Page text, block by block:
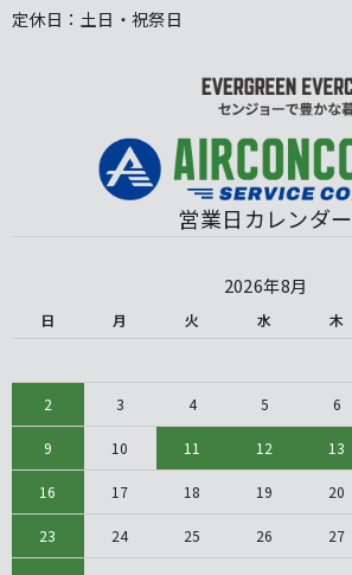
定休日：土日・祝祭日
営業日カレンダー
2026年8月
日 月 火 水 木
2 3 4 5 6
9 10 11 12 13
16 17 18 19 20
23 24 25 26 27